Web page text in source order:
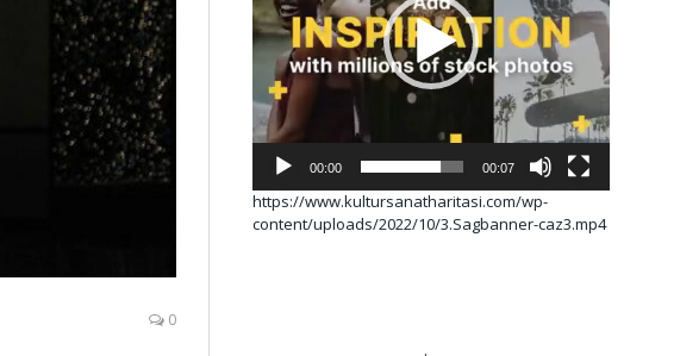
0
00:00 00:07
https://www.kultursanatharitasi.com/wp-
content/uploads/2022/10/3.Sagbanner-caz3.mp4